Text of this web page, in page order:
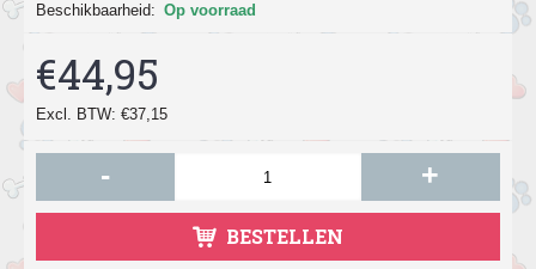
Beschikbaarheid: Op voorraad
€44,95
Excl. BTW: €37,15
- +
BESTELLEN